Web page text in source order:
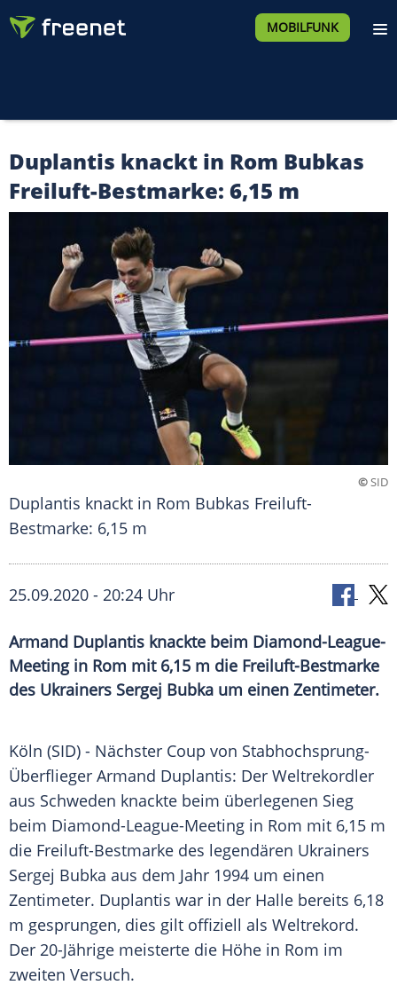
MOBILFUNK
Duplantis knackt in Rom Bubkas
Freiluft-Bestmarke: 6,15 m
©SID
Duplantis knackt in Rom Bubkas Freiluft-
Bestmarke: 6,15 m
25.09.2020 - 20:24 Uhr
Armand Duplantis knackte beim Diamond-League-
Meeting in Rom mit 6,15 m die Freiluft-Bestmarke
des Ukrainers Sergej Bubka um einen Zentimeter.
Köln (SID) - Nächster Coup von Stabhochsprung-
Überflieger Armand Duplantis: Der Weltrekordler
aus Schweden knackte beim überlegenen Sieg
beim Diamond-League-Meeting in Rom mit 6,15 m
die Freiluft-Bestmarke des legendären Ukrainers
Sergej Bubka aus dem Jahr 1994 um einen
Zentimeter. Duplantis war in der Halle bereits 6,18
m gesprungen, dies gilt offiziell als Weltrekord.
Der 20-Jährige meisterte die Höhe in Rom im
zweiten Versuch.